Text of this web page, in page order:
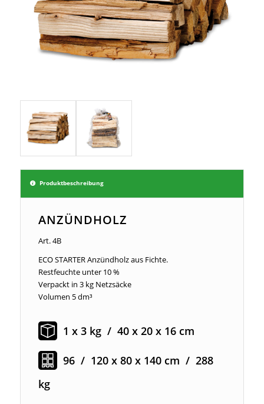
Produktbeschreibung
ANZÜNDHOLZ
Art. 4B
ECO STARTER Anzündholz aus Fichte.
Restfeuchte unter 10 %
Verpackt in 3 kg Netzsäcke
Volumen 5 dm³
1 x 3 kg / 40 x 20 x 16 cm
96 / 120 x 80 x 140 cm / 288
kg